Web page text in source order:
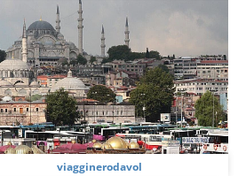
viagginerodavol